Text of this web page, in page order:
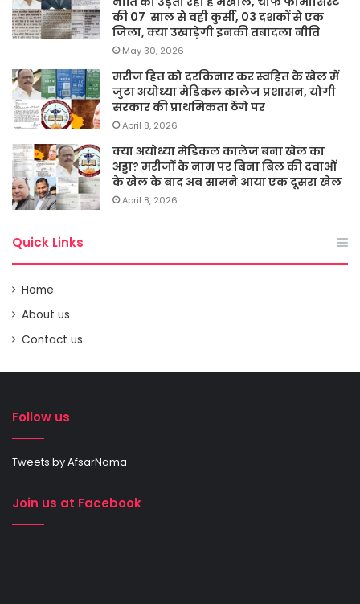
की 07 साल से वही कुर्सी, 03 दशकों से एक
जिला, क्या उखाड़ेगी इनकी तबादला नीति
May 30, 2026
मरीज हित को दरकिनार कर स्वहित के खेल में
जुटा अयोध्या मेडिकल कालेज प्रशासन, योगी
सरकार की प्राथमिकता ठेंगे पर
April 8, 2026
क्या अयोध्या मेडिकल कालेज बना खेल का
अड्डा? मरीजों के नाम पर बिना बिल की दवाओं
के खेल के बाद अब सामने आया एक दूसरा खेल
April 8, 2026
Quick Links
Home
About us
Contact us
Follow us
Tweets by AfsarNama
Join us at Facebook